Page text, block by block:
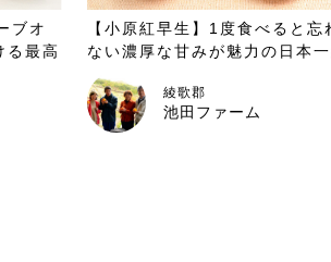
ブオ
る最高
【小原紅早生】1度食べると忘
ない濃厚な甘みが魅力の日本
綾歌郡
池田ファーム